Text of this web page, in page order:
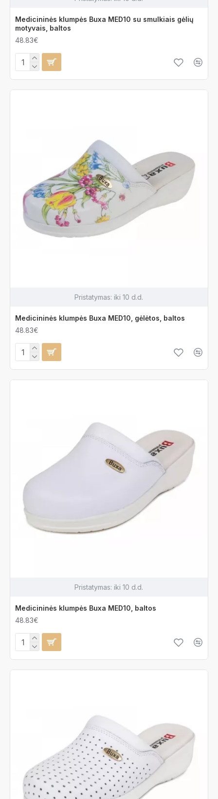
Medicininės klumpės Buxa MED10 su smulkiais gėlių
motyvais, baltos
48.83€
Pristatymas: iki 10 d.d.
Medicininės klumpės Buxa MED10, gėlėtos, baltos
48.83€
Pristatymas: iki 10 d.d.
Medicininės klumpės Buxa MED10, baltos
48.83€